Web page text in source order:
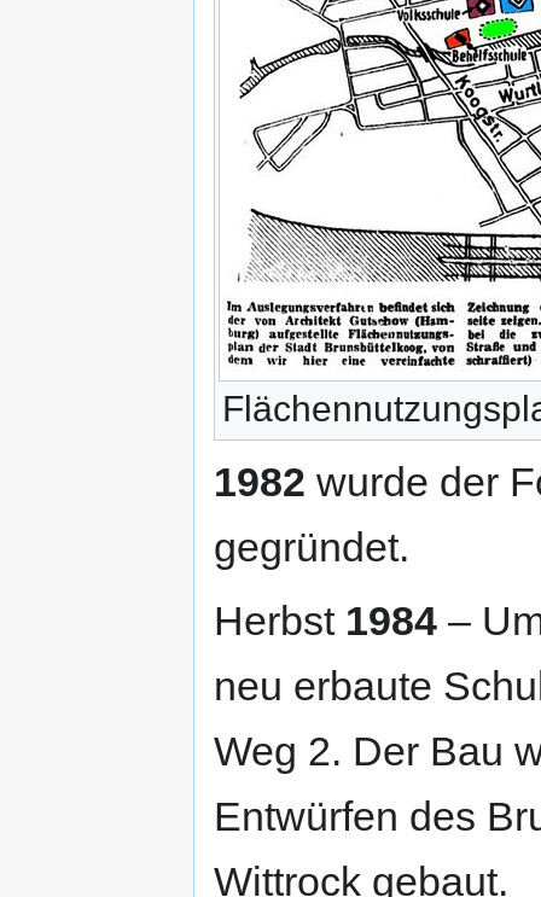
1982 wurde der
gegründet.
Herbst 1984 –
neu erbaute
Weg 2. Der Bau
Entwürfen des
Wittrock gebaut.